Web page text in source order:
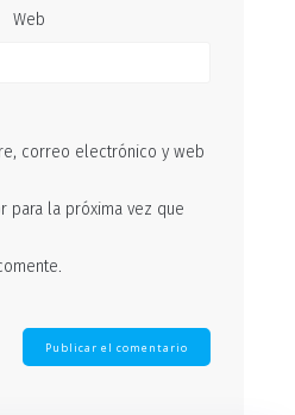
Web
correo electrónico y web
para la próxima vez que